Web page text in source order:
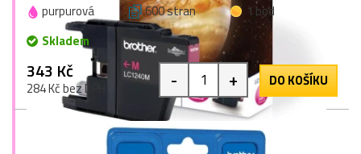
purpurová 600 stran
1 bod
Skladem
343 Kč
284 Kč bez DPH - + DO KOŠÍKU